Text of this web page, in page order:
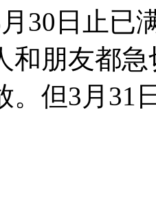
30日止已
和朋友都
。但3月31